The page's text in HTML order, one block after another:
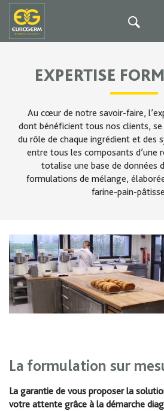
EXPERTISE
Au cœur de notre savoir-faire,
dont bénéficient tous nos clients,
du rôle de chaque ingrédient et des
entre tous les composants d’une
totalise une base de données
formulations de mélange,
farine-pain-
La formulation sur
La garantie de vous proposer la
votre attente grâce à la démarche